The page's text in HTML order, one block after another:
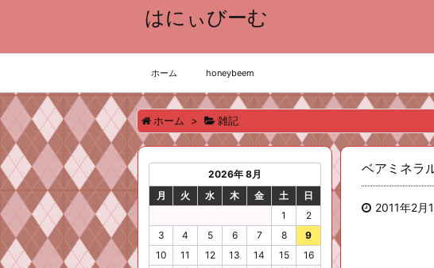
はにぃびーむ
ホーム honeybeem
ホーム > 雑記
ベアミネラ
2011年2月
2026年 8月
月
火 水 木 金 土
日
1
2
3
4 5 6 7 8
9
10
11 12 13 14 15
16